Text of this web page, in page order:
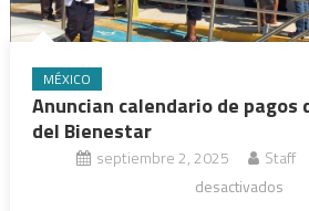
MÉXICO
Anuncian calendario de pagos
del Bienestar
septiembre 2, 2025 Staff
desactivadosen